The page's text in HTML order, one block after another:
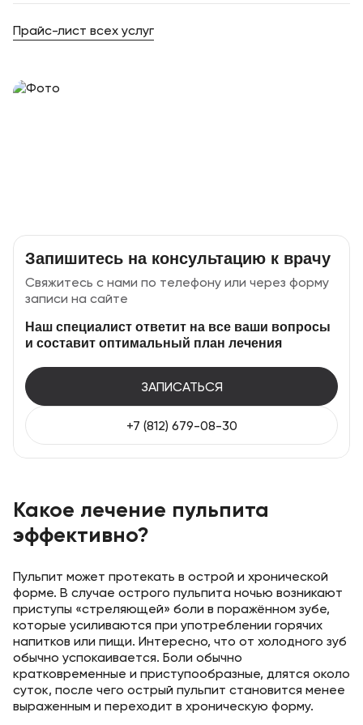
Прайс-лист всех услуг
Запишитесь на консультацию к врачу
Свяжитесь с нами по телефону или через форму
записи на сайте
Наш специалист ответит на все ваши вопросы
и составит оптимальный план лечения
ЗАПИСАТЬСЯ
+7 (812) 679-08-30
Какое лечение пульпита
эффективно?
Пульпит может протекать в острой и хронической
форме. В случае острого пульпита ночью возникают
приступы «стреляющей» боли в поражённом зубе,
которые усиливаются при употреблении горячих
напитков или пищи. Интересно, что от холодного зуб
обычно успокаивается. Боли обычно
кратковременные и приступообразные, длятся около
суток, после чего острый пульпит становится менее
выраженным и переходит в хроническую форму.